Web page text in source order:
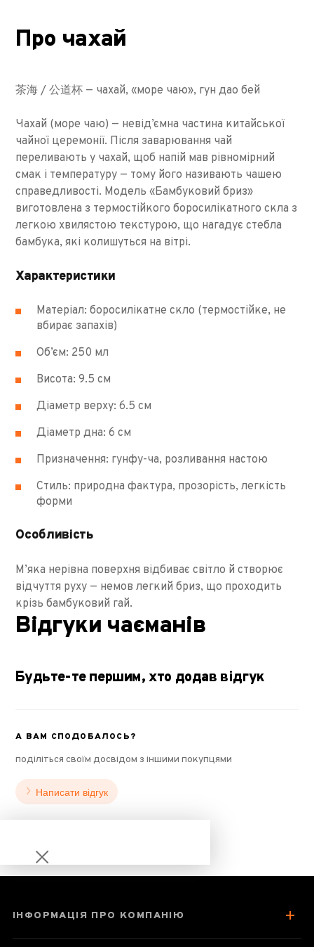
Про чахай
茶海 / 公道杯 — чахай, «море чаю», гун дао бей
Чахай (море чаю) — невід’ємна частина китайської
чайної церемонії. Після заварювання чай
переливають у чахай, щоб напій мав рівномірний
смак і температуру — тому його називають чашею
справедливості. Модель «Бамбуковий бриз»
виготовлена з термостійкого боросилікатного скла з
легкою хвилястою текстурою, що нагадує стебла
бамбука, які колишуться на вітрі.
Характеристики
Матеріал: боросилікатне скло (термостійке, не
вбирає запахів)
Об’єм: 250 мл
Висота: 9.5 см
Діаметр верху: 6.5 см
Діаметр дна: 6 см
Призначення: гунфу-ча, розливання настою
Стиль: природна фактура, прозорість, легкість
форми
Особливість
М’яка нерівна поверхня відбиває світло й створює
відчуття руху — немов легкий бриз, що проходить
крізь бамбуковий гай.
Відгуки чаєманів
Будьте-те першим, хто додав відгук
А ВАМ СПОДОБАЛОСЬ?
поділіться своїм досвідом з іншими покупцями
Написати відгук
Чахай
ІНФОРМАЦІЯ ПРО КОМПАНІЮ